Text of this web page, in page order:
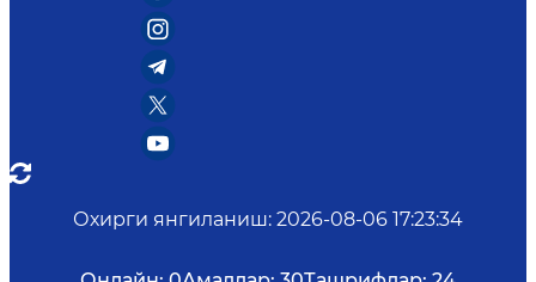
Охирги янгиланиш: 2026-08-06 17:23:34